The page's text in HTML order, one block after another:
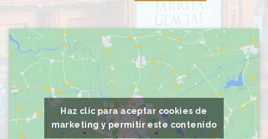
Haz clic para aceptar cookies de
marketing y permitir este contenido